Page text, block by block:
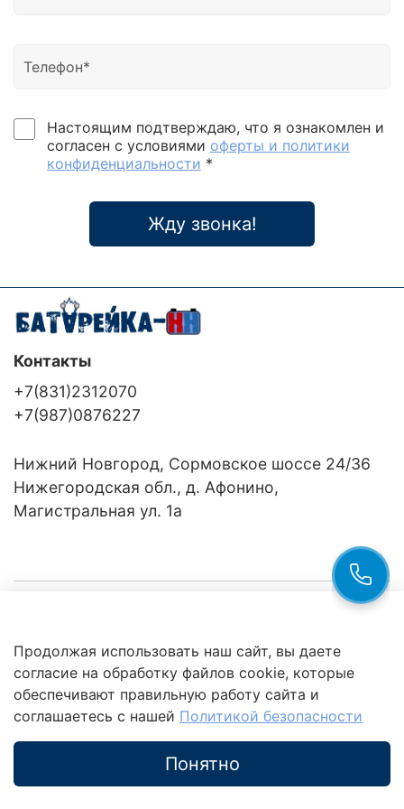
сигнализация. Полная защита от перегрузки и
работы и обратно в сетевой. Блокировка
автоматического отключения нагрузки в
инверторном режиме (дополнительно).
Настоящим подтверждаю, что я ознакомлен и
согласен с условиями оферты и политики
конфиденциальности *
Жду звонка!
Клиентам
Это интересно
Контакты
+7(831)2312070
+7(987)0876227
Нижний Новгород, Сормовское шоссе 24/36
Нижегородская обл., д. Афонино,
Магистральная ул. 1а
Продолжая использовать наш сайт, вы даете
согласие на обработку файлов cookie, которые
обеспечивают правильную работу сайта и
соглашаетесь с нашей Политикой безопасности
Понятно
обработки